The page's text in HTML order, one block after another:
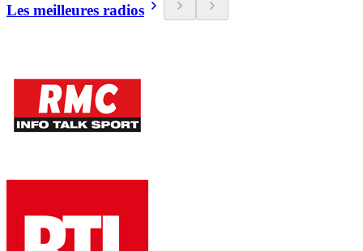
Les meilleures radios